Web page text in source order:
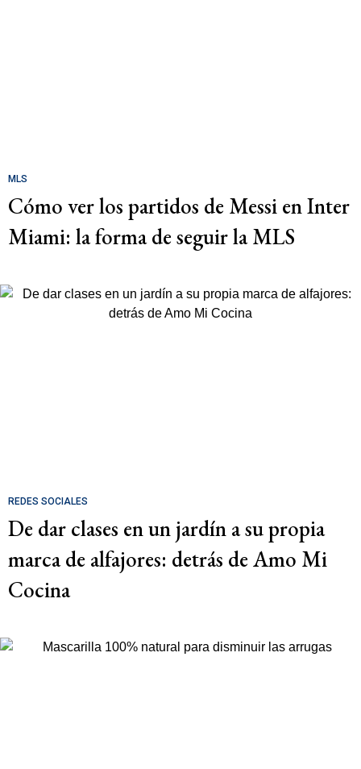
MLS
Cómo ver los partidos de Messi en Inter
Miami: la forma de seguir la MLS
REDES SOCIALES
De dar clases en un jardín a su propia
marca de alfajores: detrás de Amo Mi
Cocina